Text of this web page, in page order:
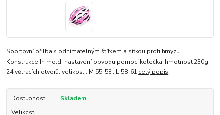
Sportovní přilba s odnímatelným štítkem a síťkou proti hmyzu.
Konstrukce In mold, nastavení obvodu pomocí kolečka, hmotnost 230g,
24 větracích otvorů. velikosti: M 55-58 , L 58-61 celý popis
Dostupnost
Skladem
Velikost